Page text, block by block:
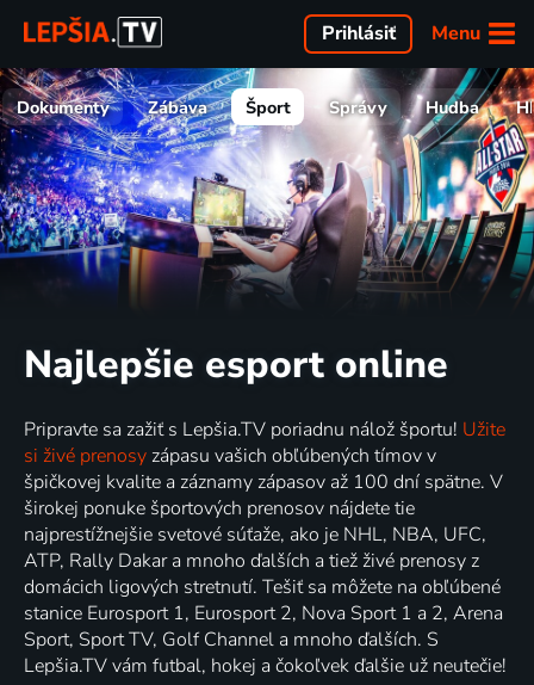
Menu
Prihlásiť
Dokumenty Zábava Šport Správy Hudba
Najlepšie esport online
Pripravte sa zažiť s Lepšia.TV poriadnu nálož športu! Užite
si živé prenosy zápasu vašich obľúbených tímov v
špičkovej kvalite a záznamy zápasov až 100 dní spätne. V
širokej ponuke športových prenosov nájdete tie
najprestížnejšie svetové súťaže, ako je NHL, NBA, UFC,
ATP, Rally Dakar a mnoho ďalších a tiež živé prenosy z
domácich ligových stretnutí. Tešiť sa môžete na obľúbené
stanice Eurosport 1, Eurosport 2, Nova Sport 1 a 2, Arena
Sport, Sport TV, Golf Channel a mnoho ďalších. S
Lepšia.TV vám futbal, hokej a čokoľvek ďalšie už neutečie!